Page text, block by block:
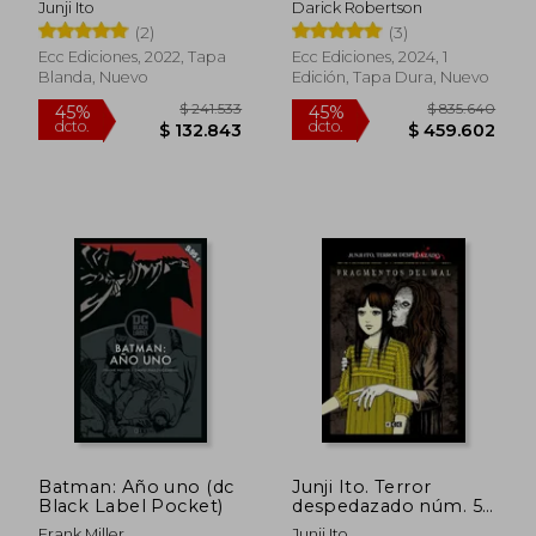
45%
dcto.
45%
dcto.
Junji Ito
(2)
Ecc Ediciones, 2022, Tapa
Blanda, Nuevo
Darick Robertson
(3)
Ecc Ediciones, 2024, 1
Edición, Tapa Dura, Nuevo
Batman: Año uno (dc
Black Label Pocket)
Junji Ito. Terror
despedazado núm. 5
de 28